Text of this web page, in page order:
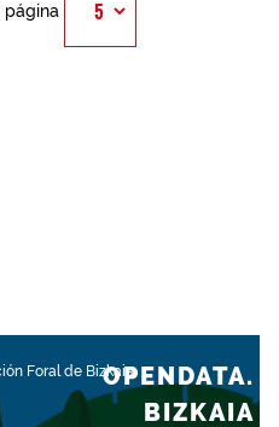
página
Foral de BizkaiaOPENDATA.
BIZKAIA